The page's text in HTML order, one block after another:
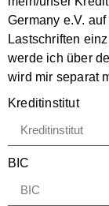
Germany e.V.
Lastschriften
werde ich über
wird mir separat
Kreditinstitut
BIC